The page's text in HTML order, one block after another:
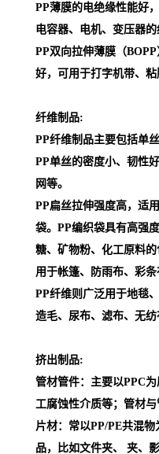
PP薄膜的电绝缘性能好
电容器、电机、变压器的
PP双向拉伸薄膜（
好，可用于打字机带、粘
纤维制品:
PP纤维制品主要包括单
PP单丝的密度小、韧性
网等。
PP扁丝拉伸强度高，适
袋。PP编织袋具有高强
糖、矿物粉、化工原料的
用于帐篷、防雨布、彩条
PP纤维则广泛用于地毯
造毛、尿布、滤布、无纺
挤出制品:
管材管件：主要以PPC
工腐蚀性介质等；管材与
片材：常以PP/PE共混
品，比如文件夹、 夹、